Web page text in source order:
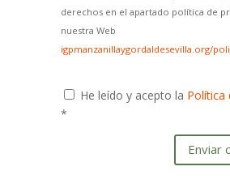
derechos en el apartado política de
nuestra Web
igpmanzanillaygordaldesevilla.org/
He leído y acepto la Política
*
Enviar